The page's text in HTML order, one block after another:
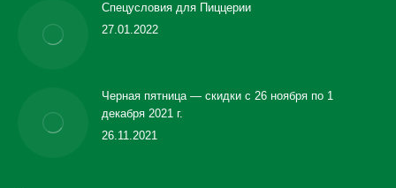
Спецусловия для Пиццерии
27.01.2022
Черная пятница — скидки с 26 ноября по 1
декабря 2021 г.
26.11.2021